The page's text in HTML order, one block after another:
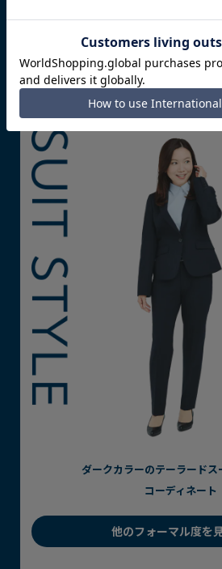
フォーマル度を「★」の数で表現していま
ダークカラーのテーラードス
コーディネート
他のフォーマル度を
テーラードスーツはライトカラー、ノ
カラーまでが可能なコーデ
他のフォーマル度を
ダークカラーで無地調のジャケット＆
たコーディネート
他のフォーマル度を
セットアップスーツやジレセットアッ
ト
他のフォーマル度を
ベーシックカラーや柄ありのジャケッ
いたコーディネート
他のフォーマル度を
上下共生地であればデザイン･色･柄を
ジャケット、ボトムスともにデザイン･
ィネート
他のフォーマル度を
ベーシックカラーのトップス・ボトム
ト
他のフォーマル度を
カジュアルトップス・カジュアルボト
ーディネート
他のフォーマル度を